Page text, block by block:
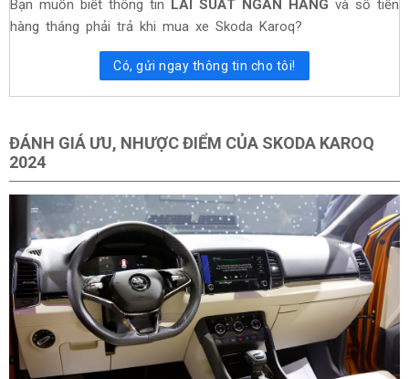
Bạn muốn biết thông tin LÃI SUẤT NGÂN HÀNG và số tiền
hàng tháng phải trả khi mua xe Skoda Karoq?
Có, gửi ngay thông tin cho tôi!
ĐÁNH GIÁ ƯU, NHƯỢC ĐIỂM CỦA SKODA KAROQ
2024